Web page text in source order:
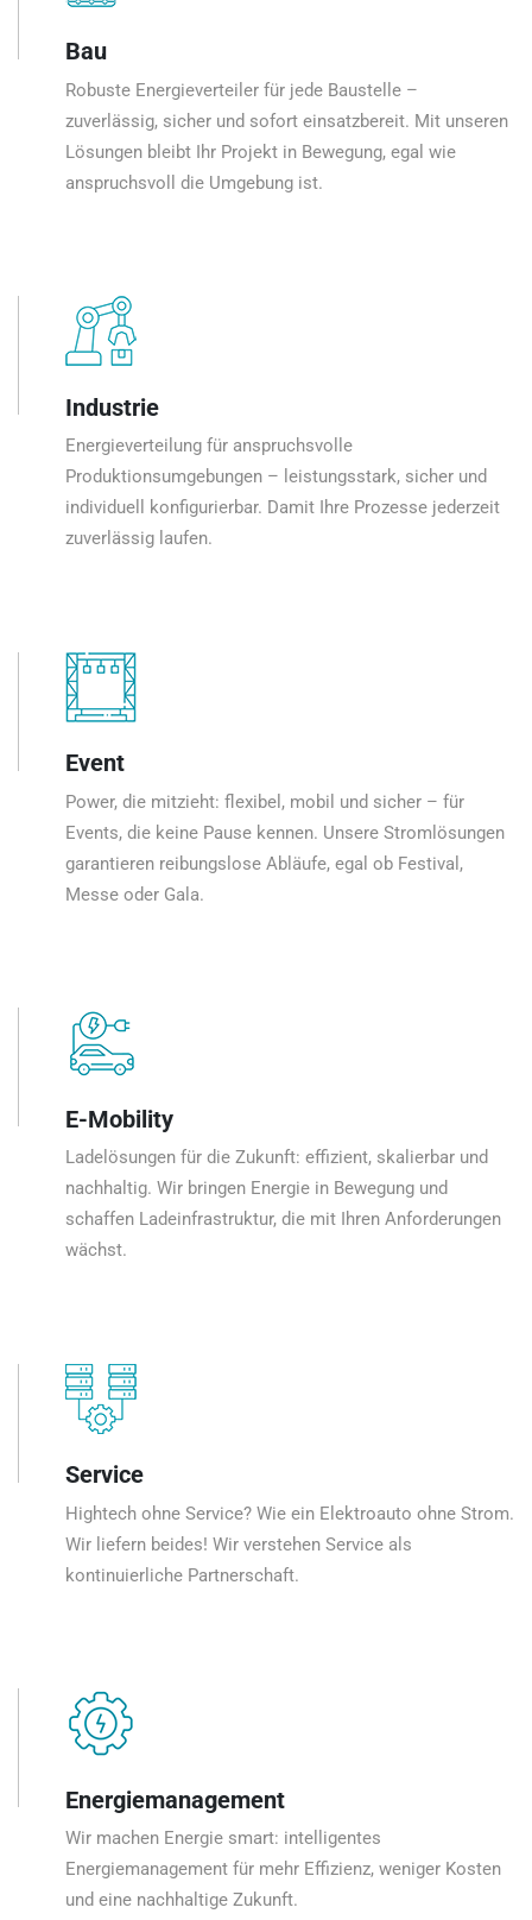
Bau
Robuste Energieverteiler für jede Baustelle –
zuverlässig, sicher und sofort einsatzbereit. Mit unseren
Lösungen bleibt Ihr Projekt in Bewegung, egal wie
anspruchsvoll die Umgebung ist.
Industrie
Energieverteilung für anspruchsvolle
Produktionsumgebungen – leistungsstark, sicher und
individuell konfigurierbar. Damit Ihre Prozesse jederzeit
zuverlässig laufen.
Event
Power, die mitzieht: flexibel, mobil und sicher – für
Events, die keine Pause kennen. Unsere Stromlösungen
garantieren reibungslose Abläufe, egal ob Festival,
Messe oder Gala.
E-Mobility
Ladelösungen für die Zukunft: effizient, skalierbar und
nachhaltig. Wir bringen Energie in Bewegung und
schaffen Ladeinfrastruktur, die mit Ihren Anforderungen
wächst.
Service
Hightech ohne Service? Wie ein Elektroauto ohne Strom.
Wir liefern beides! Wir verstehen Service als
kontinuierliche Partnerschaft.
Energiemanagement
Wir machen Energie smart: intelligentes
Energiemanagement für mehr Effizienz, weniger Kosten
und eine nachhaltige Zukunft.